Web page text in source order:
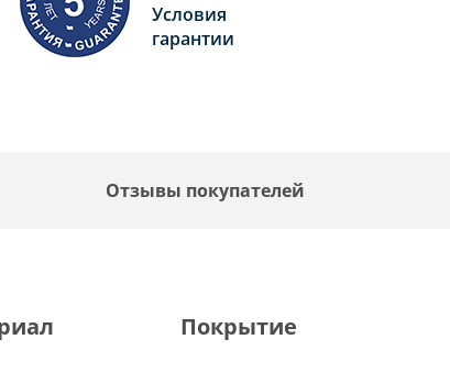
Условия
гарантии
Отзывы покупателей
Покрытие